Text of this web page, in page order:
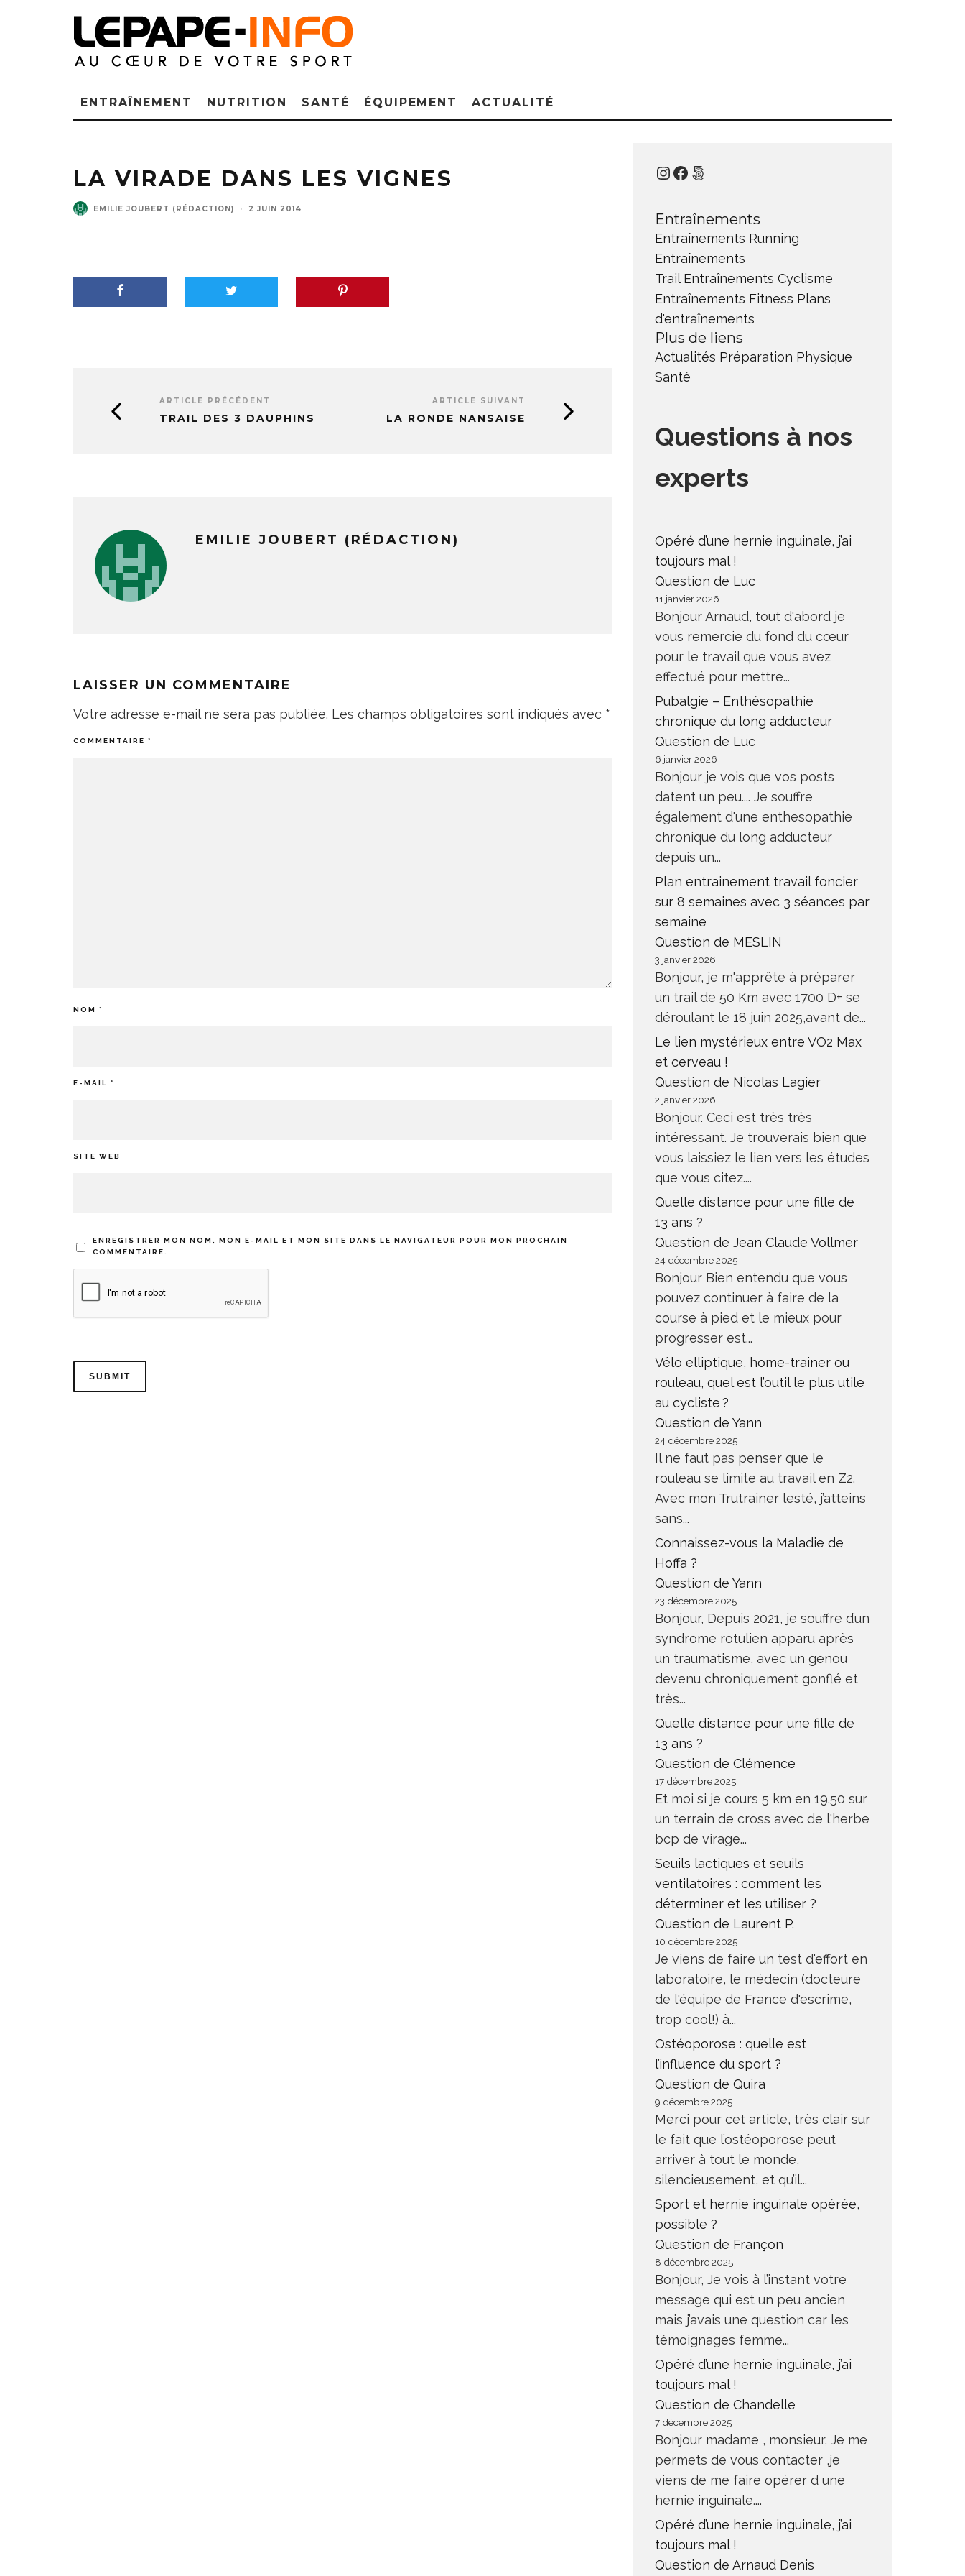
ENTRAÎNEMENT NUTRITION SANTÉ ÉQUIPEMENT ACTUALITÉ
LA VIRADE DANS LES VIGNES
EMILIE JOUBERT (RÉDACTION) · 2 JUIN 2014
ARTICLE PRÉCÉDENT
TRAIL DES 3 DAUPHINS
ARTICLE SUIVANT
LA RONDE NANSAISE
EMILIE JOUBERT (RÉDACTION)
LAISSER UN COMMENTAIRE
Votre adresse e-mail ne sera pas publiée. Les champs obligatoires sont indiqués avec *
COMMENTAIRE *
NOM *
E-MAIL *
SITE WEB
ENREGISTRER MON NOM, MON E-MAIL ET MON SITE DANS LE NAVIGATEUR POUR MON PROCHAIN
COMMENTAIRE.
Instagram
Facebook
500px
Entraînements
Entraînements Running
Entraînements
Trail Entraînements Cyclisme
Entraînements Fitness Plans
d'entraînements
Plus de liens
Actualités Préparation Physique
Santé
Questions à nos
experts
Opéré d’une hernie inguinale, j’ai
toujours mal !
Question de Luc
11 janvier 2026
Bonjour Arnaud, tout d'abord je
vous remercie du fond du cœur
pour le travail que vous avez
effectué pour mettre...
Pubalgie – Enthésopathie
chronique du long adducteur
Question de Luc
6 janvier 2026
Bonjour je vois que vos posts
datent un peu.... Je souffre
également d'une enthesopathie
chronique du long adducteur
depuis un...
Plan entrainement travail foncier
sur 8 semaines avec 3 séances par
semaine
Question de MESLIN
3 janvier 2026
Bonjour, je m'apprête à préparer
un trail de 50 Km avec 1700 D+ se
déroulant le 18 juin 2025,avant de...
Le lien mystérieux entre VO2 Max
et cerveau !
Question de Nicolas Lagier
2 janvier 2026
Bonjour. Ceci est très très
intéressant. Je trouverais bien que
vous laissiez le lien vers les études
que vous citez....
Quelle distance pour une fille de
13 ans ?
Question de Jean Claude Vollmer
24 décembre 2025
Bonjour Bien entendu que vous
pouvez continuer à faire de la
course à pied et le mieux pour
progresser est...
Vélo elliptique, home-trainer ou
rouleau, quel est l’outil le plus utile
au cycliste ?
Question de Yann
24 décembre 2025
Il ne faut pas penser que le
rouleau se limite au travail en Z2.
Avec mon Trutrainer lesté, j’atteins
sans...
Connaissez-vous la Maladie de
Hoffa ?
Question de Yann
23 décembre 2025
Bonjour, Depuis 2021, je souffre d’un
syndrome rotulien apparu après
un traumatisme, avec un genou
devenu chroniquement gonflé et
très...
Quelle distance pour une fille de
13 ans ?
Question de Clémence
17 décembre 2025
Et moi si je cours 5 km en 19.50 sur
un terrain de cross avec de l'herbe
bcp de virage...
Seuils lactiques et seuils
ventilatoires : comment les
déterminer et les utiliser ?
Question de Laurent P.
10 décembre 2025
Je viens de faire un test d'effort en
laboratoire, le médecin (docteure
de l'équipe de France d'escrime,
trop cool!) à...
Ostéoporose : quelle est
l’influence du sport ?
Question de Quira
9 décembre 2025
Merci pour cet article, très clair sur
le fait que l’ostéoporose peut
arriver à tout le monde,
silencieusement, et qu’il...
Sport et hernie inguinale opérée,
possible ?
Question de Françon
8 décembre 2025
Bonjour, Je vois à l’instant votre
message qui est un peu ancien
mais j’avais une question car les
témoignages femme...
Opéré d’une hernie inguinale, j’ai
toujours mal !
Question de Chandelle
7 décembre 2025
Bonjour madame , monsieur, Je me
permets de vous contacter ,je
viens de me faire opérer d une
hernie inguinale....
Opéré d’une hernie inguinale, j’ai
toujours mal !
Question de Arnaud Denis